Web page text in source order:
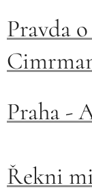
Pravda
Praha -
Řekni